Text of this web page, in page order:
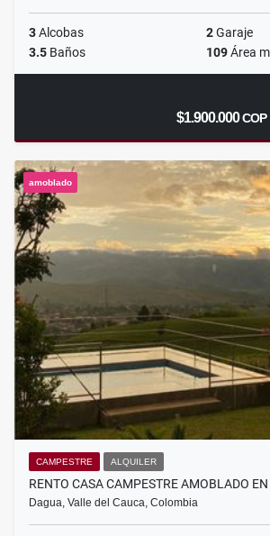
3Alcobas 2Garaje
3.5 Baños 109Área m
$1.900.000COP
amoblado
CAMPESTRE ALQUILER
RENTO CASA CAMPESTRE AMOBLADO
Dagua, Valle del Cauca, Colombia